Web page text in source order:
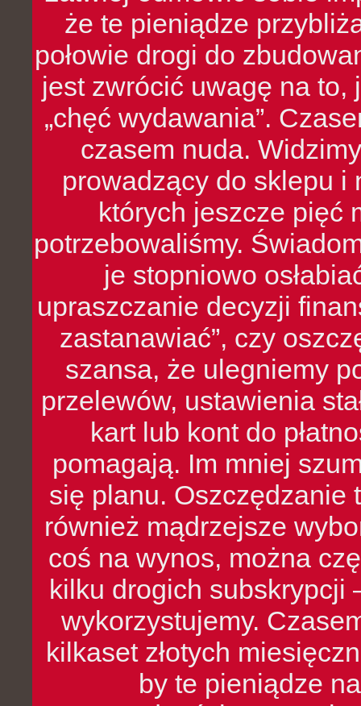
że te pieniądze
połowie drogi do
jest zwrócić uwagę na to,
„chęć wydawania”.
czasem nuda.
prowadzący do sklepu i
których jeszcze pięć
potrzebowaliśmy.
je stopniowo
upraszczanie decyzji
zastanawiać”, czy
szansa, że ulegniemy
przelewów, ustawienia
kart lub kont do
pomagają. Im mniej
się planu. Oszczędzanie
również mądrzejsze
coś na wynos, można
kilku drogich subskrypcji
wykorzystujemy.
kilkaset złotych
by te pieniądze